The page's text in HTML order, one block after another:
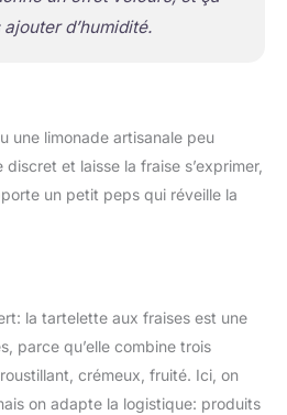
d’humidité.
une limonade artisanale peu
et laisse la fraise s’exprimer,
un petit peps qui réveille la
la tartelette aux fraises est une
parce qu’elle combine trois
crémeux, fruité. Ici, on
on adapte la logistique: produits